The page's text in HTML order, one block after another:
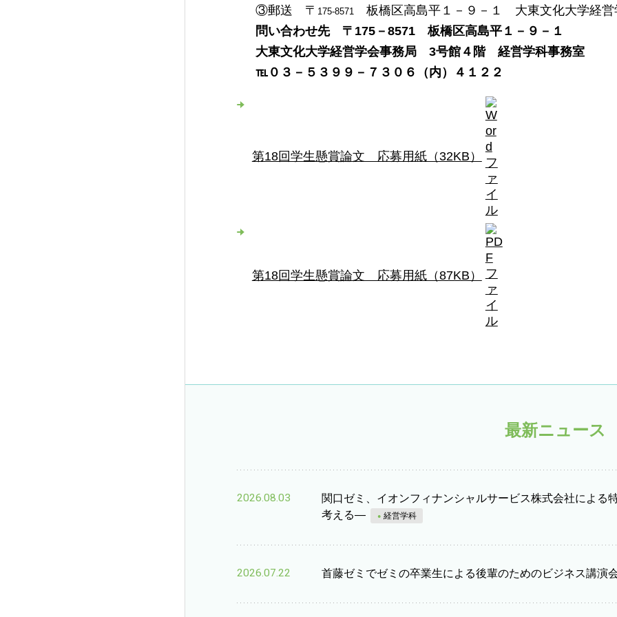
③郵送 〒 175-8571板橋区高島平１－９－１ 大東文化大学経営
問い合わせ先 〒175－8571 板橋区高島平１－９－１
大東文化大学経営学会事務局 3号館４階 経営学科事務室
℡０３－５３９９－７３０６（内）４１２２
第18回学生懸賞論文 応募用紙（32KB）
第18回学生懸賞論文 応募用紙（87KB）
最新ニュース
2026.08.03
関口ゼミ、イオンフィナンシャルサービス株式会社によ
考える―
経営学科
2026.07.22 首藤ゼミでゼミの卒業生による後輩のためのビジネス講演